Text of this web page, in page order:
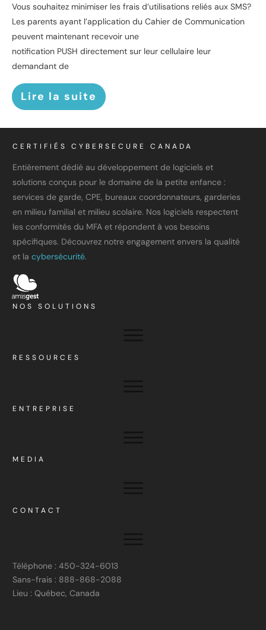
Vous souhaitez minimiser les frais d’utilisations reliés aux SMS?
Les parents ayant l’application du Cahier de Communication
peuvent maintenant recevoir une
notification PUSH directement sur leur cellulaire leur
demandant de
Lire la suite
CERTIFIÉS CYBERSECURE CANADA
Entièrement dédié au développement de logiciels et
solutions conçus pour le domaine de la petite enfance :
services de garde, CPE, bureaux coordonnateurs, garderies
en milieu familial et milieu scolaire. Nos logiciels respectent
les conformités du MFA et répondent à vos besoins
spécifiques. Découvrez notre engagement envers la qualité
et la cybersécurité.
NOS SOLUTIONS
RESSOURCES
ENTREPRISE
MEDIA
CONTACT
Téléphone : 450-324-6013
Sans-frais : 888-868-2088
Lieu : Québec, Canada